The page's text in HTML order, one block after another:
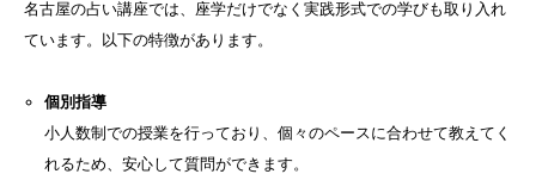
名古屋の占い講座では、座学だけでなく実践形式での学びも取り入れ
ています。以下の特徴があります。
個別指導
小人数制での授業を行っており、個々のペースに合わせて教えてく
れるため、安心して質問ができます。